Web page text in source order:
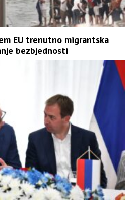
EU trenutno migrantska
bezbjednosti